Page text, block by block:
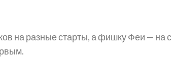
на разные старты, а фишку Феи — на